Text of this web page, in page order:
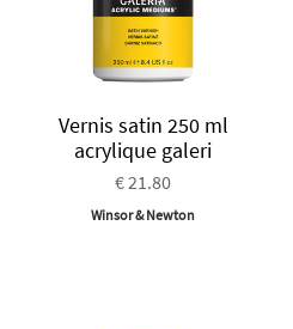
Vernis satin 250 ml
acrylique galeri
€ 21.80
Winsor & Newton